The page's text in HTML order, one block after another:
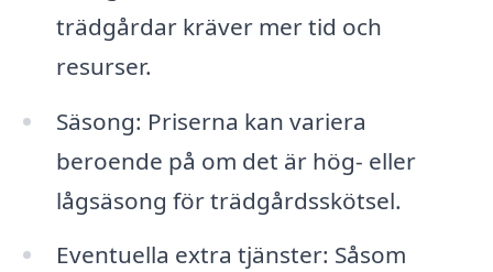
trädgårdar kräver mer tid och
resurser.
Säsong: Priserna kan variera
beroende på om det är hög- eller
lågsäsong för trädgårdsskötsel.
Eventuella extra tjänster: Såsom